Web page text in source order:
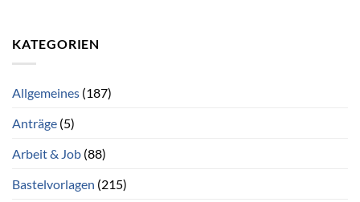
KATEGORIEN
Allgemeines (187)
Anträge (5)
Arbeit & Job (88)
Bastelvorlagen (215)